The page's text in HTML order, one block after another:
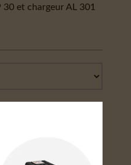
et chargeur AL 301